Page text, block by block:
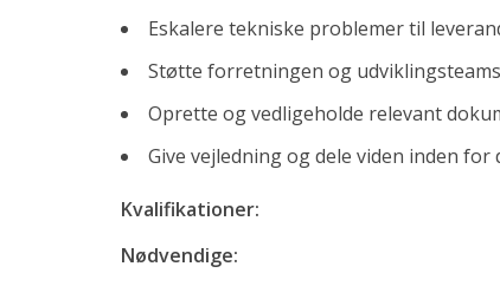
Eskalere tekniske problemer til
Støtte forretningen og
Oprette og vedligeholde relevant
Give vejledning og dele viden inden
Kvalifikationer:
Nødvendige:
Preparing for a job interview – the whole
Nyheder
The AI revolution has already happened – at
Changes in the types of recruitment
Nyeste ledige stillinger
Salgskonsulent til EcoMobility